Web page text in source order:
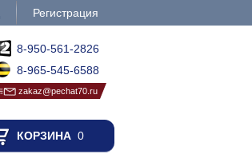
Регистрация
8-950-561-2826
8-965-545-6588
zakaz@pechat70.ru
КОРЗИНА0